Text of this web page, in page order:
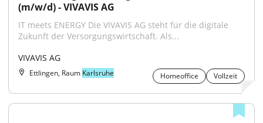
(m/w/d) - VIVAVIS AG
IT meets ENERGY Die VIVAVIS AG steht für die digitale
Zukunft der Versorgungswirtschaft. Als...
VIVAVIS AG
Ettlingen, Raum Karlsruhe Homeoffice Vollzeit